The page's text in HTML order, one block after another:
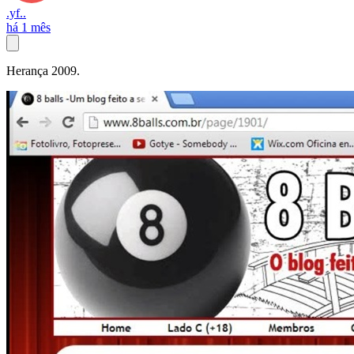
.yf..
há 1 mês
Herança 2009.